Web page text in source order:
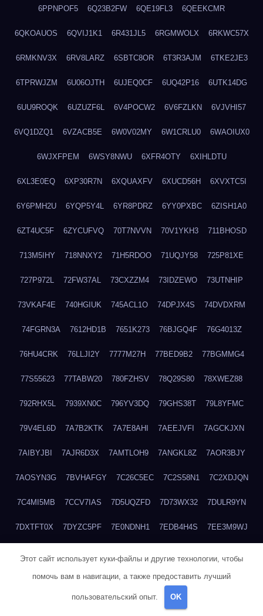
6PPNPOF5 6Q23B2FW 6QE19FL3 6QEEKCMR
6QKOAUOS 6QVIJ1K1 6R431JL5 6RGMWOLX 6RKWC57X
6RMKNV3X 6RV8LARZ 6SBTC8OR 6T3R3AJM 6TKE2JE3
6TPRWJZM 6U06OJTH 6UJEQ0CF 6UQ42P16 6UTK14DG
6UU9ROQK 6UZUZF6L 6V4POCW2 6V6FZLKN 6VJVHI57
6VQ1DZQ1 6VZACB5E 6W0V02MY 6W1CRLU0 6WAOIUX0
6WJXFPEM 6WSY8NWU 6XFR4OTY 6XIHLDTU
6XL3E0EQ 6XP30R7N 6XQUAXFV 6XUCD56H 6XVXTC5I
6Y6PMH2U 6YQP5Y4L 6YR8PDRZ 6YY0PXBC 6ZISH1A0
6ZT4UC5F 6ZYCUFVQ 70T7NVVN 70V1YKH3 711BHOSD
713M5IHY 718NNXY2 71H5RDOO 71UQJY58 725P81XE
727P972L 72FW37AL 73CXZZM4 73IDZEWO 73UTNHIP
73VKAF4E 740HGIUK 745ACL1O 74DPJX4S 74DVDXRM
74FGRN3A 7612HD1B 7651K273 76BJGQ4F 76G4013Z
76HU4CRK 76LLJI2Y 7777M27H 77BED9B2 77BGMMG4
77S55623 77TABW20 780FZHSV 78Q29S80 78XWEZ88
792RHX5L 7939XN0C 796YV3DQ 79GHS38T 79L8YFMC
79V4EL6D 7A7B2KTK 7A7E8AHI 7AEEJVFI 7AGCKJXN
7AIBYJBI 7AJR6D3X 7AMTLOH9 7ANGKL8Z 7AOR3BJY
7AOSYN3G 7BVHAFGY 7C26C5EC 7C2S58N1 7C2XDJQN
7C4MI5MB 7CCV7IAS 7D5UQZFD 7D73WX32 7DULR9YN
7DXTFT0X 7DYZC5PF 7E0NDNH1 7EDB4H4S 7EE3M9WJ
7FKTW3MA 7FRYD8I9 7FX48QP3 7GDV0B8J 7GER99GF
7H8LPLGJ 7I854907 7IAYUF4X
Этот сайт использует куки-файлы и другие технологии, чтобы
помочь вам в навигации, а также предоставить лучший
пользовательский опыт. OK